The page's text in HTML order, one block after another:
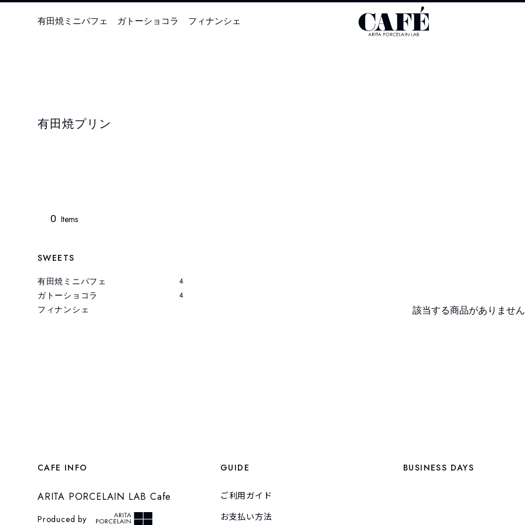
有田焼ミニパフェ ガトーショコラ フィナンシェ
有田焼プリン
0 Items
SWEETS
有田焼ミニパフェ
4
ガトーショコラ 4
フィナンシェ 該当する商品がありません
CAFE INFO
ARITA PORCELAIN LAB Cafe
Produced by
GUIDE
ご利用ガイド
お支払い方法
BUSINESS DAYS